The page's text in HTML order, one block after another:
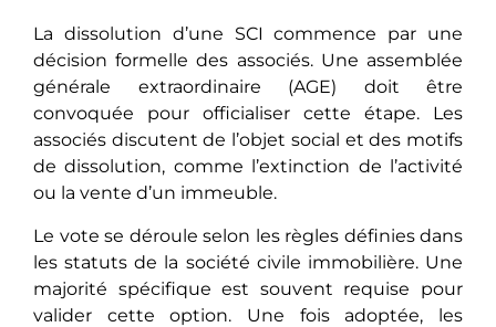
La dissolution d’une SCI commence par une
décision formelle des associés. Une assemblée
générale extraordinaire (AGE) doit être
convoquée pour officialiser cette étape. Les
associés discutent de l’objet social et des motifs
de dissolution, comme l’extinction de l’activité
ou la vente d’un immeuble.
Le vote se déroule selon les règles définies dans
les statuts de la société civile immobilière. Une
majorité spécifique est souvent requise pour
valider cette option. Une fois adoptée, les